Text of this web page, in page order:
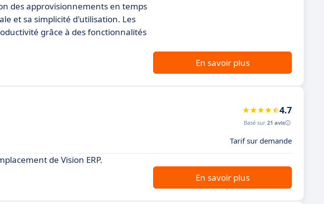
des approvisionnements en temps
et sa simplicité d'utilisation. Les
grâce à des fonctionnalités
En savoir plus
4.7
Basé sur 21 avis
Tarif sur demande
de Vision ERP.
En savoir plus